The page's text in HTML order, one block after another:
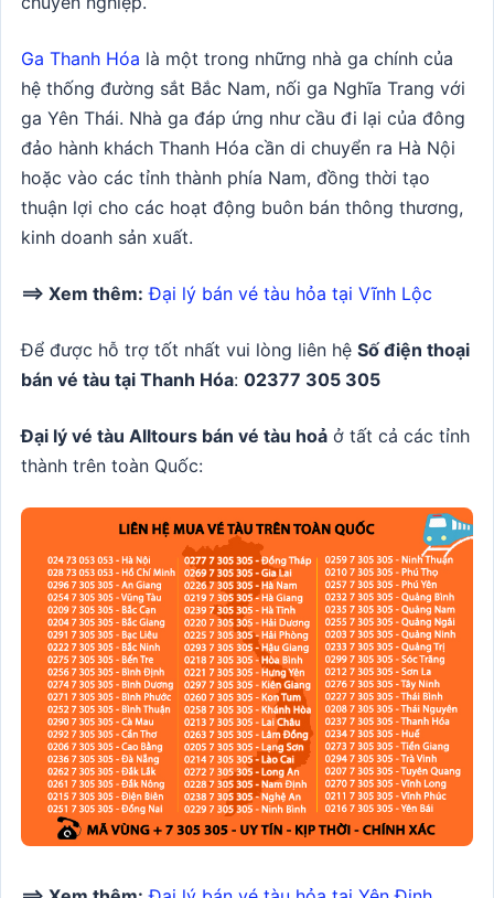
Ga Thanh Hóa là một trong những nhà ga chính của
hệ thống đường sắt Bắc Nam, nối ga Nghĩa Trang với
ga Yên Thái. Nhà ga đáp ứng như cầu đi lại của đông
đảo hành khách Thanh Hóa cần di chuyển ra Hà Nội
hoặc vào các tỉnh thành phía Nam, đồng thời tạo
thuận lợi cho các hoạt động buôn bán thông thương,
kinh doanh sản xuất.
==> Xem thêm: Đại lý bán vé tàu hỏa tại Vĩnh Lộc
Để được hỗ trợ tốt nhất vui lòng liên hệ Số điện thoại
bán vé tàu tại Thanh Hóa: 02377 305 305
Đại lý vé tàu Alltours bán vé tàu hoả ở tất cả các tỉnh
thành trên toàn Quốc: